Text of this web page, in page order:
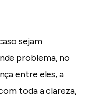
sejam
problema, no
entre eles, a
toda a clareza,